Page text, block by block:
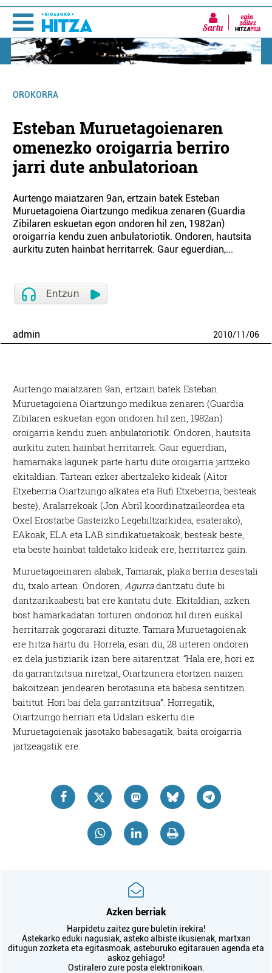
Sartu
OROKORRA
Esteban Muruetagoienaren
omenezko oroigarria berriro
jarri dute anbulatorioan
Aurtengo maiatzaren 9an, ertzain batek Esteban
Muruetagoiena Oiartzungo medikua zenaren (Guardia
Zibilaren eskuetan egon ondoren hil zen, 1982an)
oroigarria kendu zuen anbulatoriotik. Ondoren, hautsita
aurkitu zuten hainbat herritarrek. Gaur eguerdian,...
admin 2010/11/06
Aurtengo maiatzaren 9an, ertzain batek Esteban
Muruetagoiena Oiartzungo medikua zenaren (Guardia
Zibilaren eskuetan egon ondoren hil zen, 1982an)
oroigarria kendu zuen anbulatoriotik. Ondoren, hautsita
aurkitu zuten hainbat herritarrek. Gaur eguerdian,
hamarnaka lagunek parte hartu dute oroigarria jartzeko
ekitaldian. Tartean ezker abertzaleko kideak (Aitor
Etxeberria Oiartzungo alkatea eta Rufi Etxeberria, besteak
beste), Aralarrekoak (Jon Abril koordinatzaileordea eta
Oxel Erostarbe Gasteizko Legebiltzarkidea, esaterako),
EAkoak, ELA eta LAB sindikatuetakoak, besteak beste,
eta beste hainbat taldetako kideak ere, herritarrez gain.
Muruetagoeinaren alabak, Tamarak, plaka berria desestali
du, txalo artean. Ondoren, Agurradantzatu dute bi
dantzarikaabesti bat ere kantatu dute. Ekitaldian, azken
bost hamarkadatan torturen ondorioz hil diren euskal
herritarrak gogorarazi dituzte. Tamara Muruetagoienak
ere hitza hartu du. Horrela, esan du, 28 urteren ondoren
ez dela justiziarik izan bere aitarentzat. “Hala ere, hori ez
da garrantzitsua niretzat, Oiartzunera etortzen naizen
bakoitzean jendearen berotasuna eta babesa sentitzen
baititut. Hori bai dela garrantzitsua”. Horregatik,
Oiartzungo herriari eta Udalari eskertu die
Muruetagoienak jasotako babesagatik, baita oroigarria
jartzeagatik ere.
Azken berriak
Harpidetu zaitez gure buletin irekira!
Astekarko eduki nagusiak, asteko albiste ikusienak, martxan
ditugun zozketa eta egitasmoak, asteburuko egitarauen agenda eta
askoz gehiago!
Ostiralero zure posta elektronikoan.